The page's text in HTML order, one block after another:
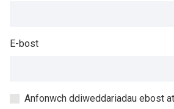
E-bost
Anfonwch ddiweddariadau ebost